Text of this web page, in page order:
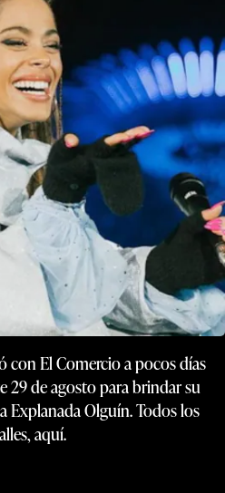
con El Comercio a pocos días
29 de agosto para brindar su
Explanada Olguín. Todos los
aquí.